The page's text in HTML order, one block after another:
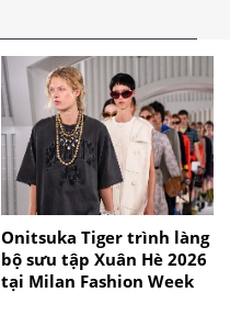
Onitsuka Tiger trình làng
bộ sưu tập Xuân Hè 2026
tại Milan Fashion Week